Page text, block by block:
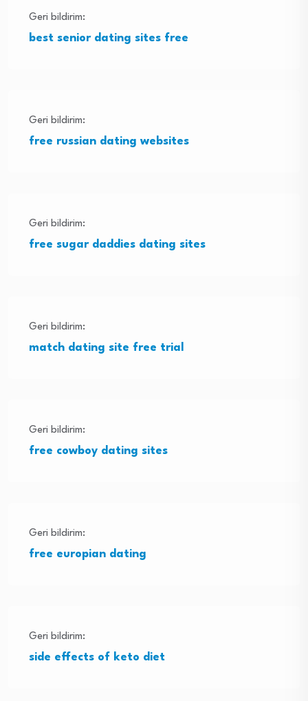
Geri bildirim:
best senior dating sites free
Geri bildirim:
free russian dating websites
Geri bildirim:
free sugar daddies dating sites
Geri bildirim:
match dating site free trial
Geri bildirim:
free cowboy dating sites
Geri bildirim:
free europian dating
Geri bildirim:
side effects of keto diet